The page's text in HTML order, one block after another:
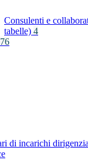
Consulenti e
tabelle) 4
di incarichi